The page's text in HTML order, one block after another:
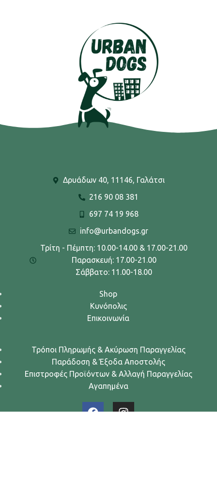
Δρυάδων 40, 11146, Γαλάτσι
216 90 08 381
697 74 19 968
info@urbandogs.gr
Τρίτη - Πέμπτη: 10.00-14.00 & 17.00-21.00
Παρασκευή: 17.00-21.00
Σάββατο: 11.00-18.00
Shop
Κυνόπολις
Επικοινωνία
Τρόποι Πληρωμής & Ακύρωση Παραγγελίας
Παράδοση & Έξοδα Αποστολής
Επιστροφές Προϊόντων & Αλλαγή Παραγγελίας
Αγαπημένα